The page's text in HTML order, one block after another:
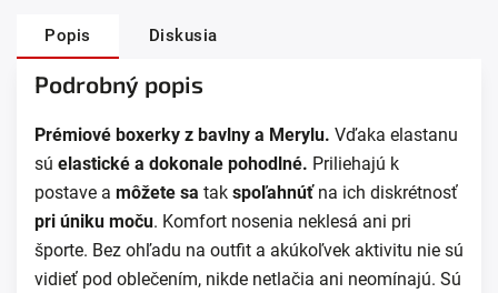
Popis Diskusia
Podrobný popis
Prémiové boxerky z bavlny a Merylu. Vďaka elastanu
sú elastické a dokonale pohodlné. Priliehajú k
postave a môžete sa tak spoľahnúťna ich diskrétnosť
pri úniku moču. Komfort nosenia neklesá ani pri
športe. Bez ohľadu na outfit a akúkoľvek aktivitu nie sú
vidieť pod oblečením, nikde netlačia ani neomínajú. Sú